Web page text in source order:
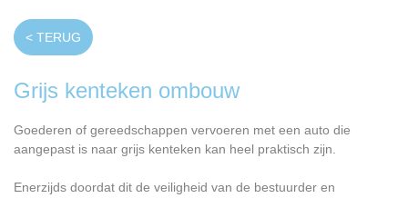
< TERUG
Grijs kenteken ombouw
Goederen of gereedschappen vervoeren met een auto die
aangepast is naar grijs kenteken kan heel praktisch zijn.
Enerzijds doordat dit de veiligheid van de bestuurder en